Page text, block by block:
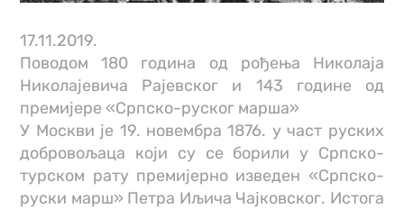
17.11.2019.
Поводом 180 година од рођења Николаја
Николајевича Рајевског и 143 године од
премијере «Српско-руског марша»
У Москви је 19. новембра 1876. у част руских
добровољаца који су се борили у Српско-
турском рату премијерно изведен «Српско-
руски марш» Петра Иљича Чајковског. Истога